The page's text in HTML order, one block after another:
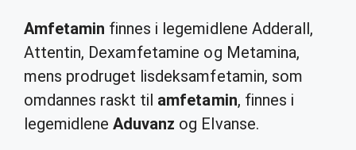
Amfetamin finnes i legemidlene Adderall,
Attentin, Dexamfetamine og Metamina,
mens prodruget lisdeksamfetamin, som
omdannes raskt til amfetamin, finnes i
legemidleneAduvanz og Elvanse.